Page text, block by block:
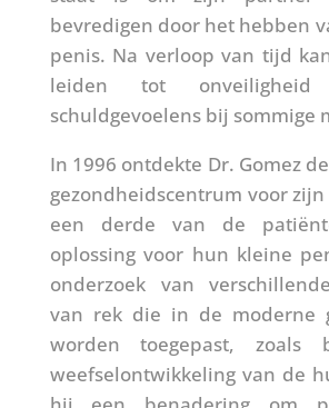
bevredigen door het hebben
penis. Na verloop van tijd
leiden tot
schuldgevoelens bij sommige
In 1996 ontdekte Dr. Gomez
gezondheidscentrum voor
een derde van de
oplossing voor hun kleine
onderzoek van
van rek die in de moderne
worden toegepast, zoals
weefselontwikkeling van de